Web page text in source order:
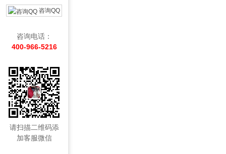
咨询QQ
咨询电话：
400-966-5216
请扫描二维码添
加客服微信